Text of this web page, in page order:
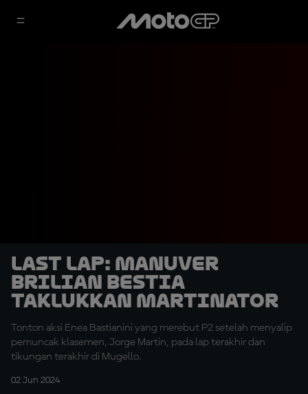
LAST LAP: Manuver
Brilian Bestia
Taklukkan Martinator
Tonton aksi Enea Bastianini yang merebut P2 setelah menyalip
pemuncak klasemen, Jorge Martin, pada lap terakhir dan
tikungan terakhir di Mugello.
02 Jun 2024